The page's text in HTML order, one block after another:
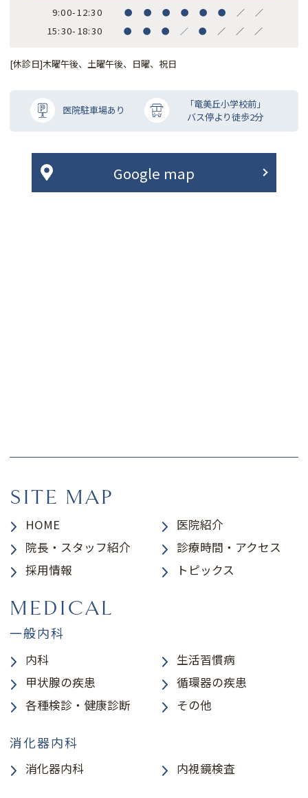
9:00-12:30 ● ● ● ● ● ● ／ ／
15:30-18:30 ● ● ● ／ ● ／ ／ ／
[休診日]木曜午後、土曜午後、日曜、祝日
医院駐車場あり
「竜美丘小学校前」
バス停より徒歩2分
Google map
SITE MAP
HOME
医院紹介
院長・スタッフ紹介
診療時間・アクセス
採用情報
トピックス
MEDICAL
一般内科
内科
生活習慣病
甲状腺の疾患
循環器の疾患
各種検診・健康診断
その他
消化器内科
消化器内科 内視鏡検査